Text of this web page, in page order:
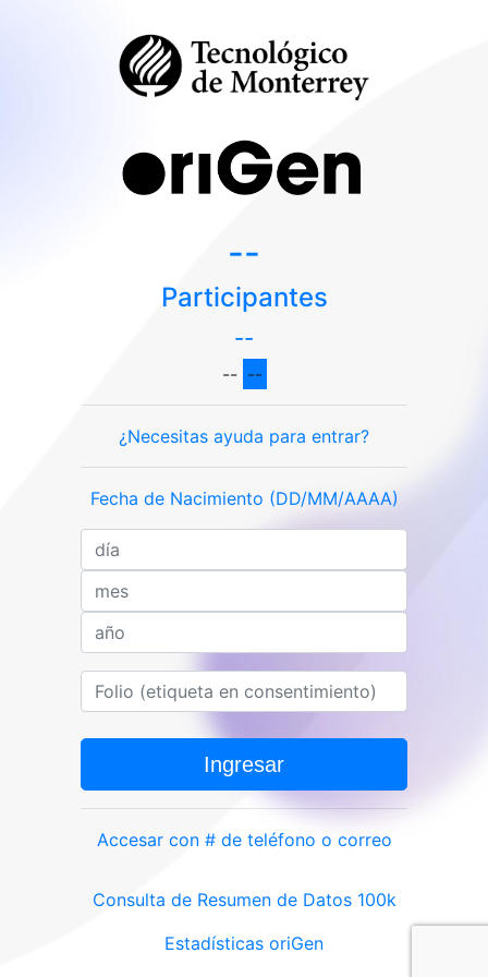
--
Participantes
--
-- --
¿Necesitas ayuda para entrar?
Fecha de Nacimiento (DD/MM/AAAA)
Ingresar
Accesar con # de teléfono o correo
Consulta de Resumen de Datos 100k
Estadísticas oriGen